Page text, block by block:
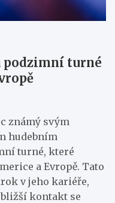
podzimní turné
známý svým
hudebním
turné, které
a Evropě. Tato
v jeho kariéře,
kontakt se